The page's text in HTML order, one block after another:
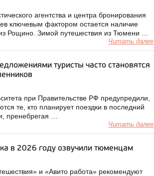
агентства и центра бронирования
ключевым фактором остается наличие
Рощино. Зимой путешествия из Тюмени …
Читать далее
туристы часто становятся
при Правительстве РФ предупредили,
те, кто планирует поездки в последний
пренебрегая …
Читать далее
в 2026 году озвучили тюменцам
и «Авито работа» рекомендуют